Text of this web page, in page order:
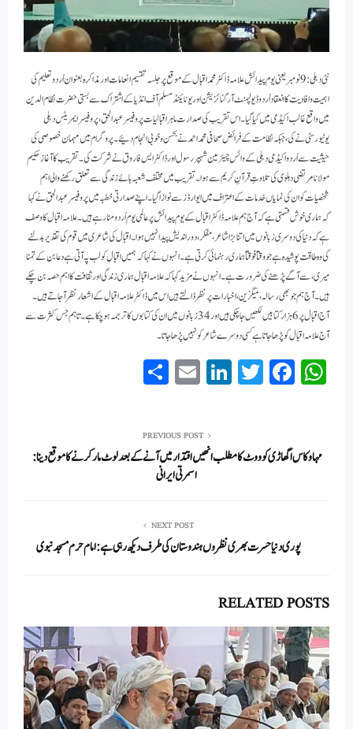
نئی دہلی: 9 نومبر یعنی یوم پیدائش علامہ ڈاکٹر محمد اقبال کے موقع پر جلسہ تقسیم انعامات اور مذاکرہ بعنوان اُردو تعلیم کی
اہمیت و افادیت کا انعقاد اُردو ڈیولپمنٹ آرگنائزیشن اور یونائیٹڈ مسلم آف انڈیا کے اشتراک سے بستی حضرت نظام الدین
میں واقع غالب اکیڈمی میں کیا گیا۔ اس تقریب کی صدارت ماہر اقبالیات پروفیسر عبد الحق، پروفیسر ایمریٹس دہلی
یونیورسٹی نے کی، جبکہ نظامت کے فرائض صحافی محمد احمد نے بحسن و خوبی انجام دئیے۔ پروگرام میں مہمان خصوصی کی
حیثیت سے اُردو اکیڈمی دہلی کے وائس چیئرمین شہپر رسول اور ڈاکٹر ایس فاروق نے شرکت کی۔تقریب کا آغاز حکیم
مولانا مرتضی دہلوی کی تلاوتِ قرآنِ کریم سے ہوا۔ تقریب میں مختلف شعبہ ہائے زندگی سے تعلق رکھنے والی اہم
شخصیات کو ان کی نمایاں خدمات کے اعتراف میں ایوارڈز سے نوازا گیا۔ اپنے صدارتی خطبہ میں پروفیسر عبدالحق نے کہا
کہ ہماری خوش قسمتی ہے کہ آج ہم علامہ ڈاکٹر اقبال کے یوم پیدائش پر عالمی یوم اُردو منا رہے ہیں۔ علامہ اقبال کا وصف
ہے کہ دنیا کی دوسری زبانوں میں اتنا بڑا شاعر، مفکر، دور اندیش پیدا نہیں ہوا۔ اقبال کی شاعری میں قوم کی تقدیر بدلنے
کی وہ طاقت پوشیدہ ہے جو وقتاً فوقتاً ہماری رہنمائی کرتی ہے۔ انہوں نے کہا کہ ہمیں اقبال کو لب پہ آتی ہے دعا بن کے تمنا
میری، سے آگے پڑھنے کی ضرورت ہے۔ انہوں نے مزید کہا کہ علامہ اقبال ہماری زندگی اور ثقافت کا اہم حصہ بن چکے
ہیں۔ آج ہم جو بھی رسالہ، میگزین، اخبارات پر نظر ڈالتے ہیں اس میں ڈاکٹر علامہ اقبال کے اشعار نظر آ جاتے ہیں۔
آج اقبال پر 6 ہزار کتابیں لکھیں جا چکی ہیں اور 34 زبانوں میں ان کی کتابوں کا ترجمہ ہو چکا ہے۔ تاہم جس کثرت سے
آج علامہ اقبال کو پڑھا جاتا ہے کسی دوسرے شاعر کو نہیں پڑھا جاتا۔
W
ha
A
pp
Fa
ce
ok
T
wi
r
Li
nk
In
E
m
PREVIOUS POST
مہاوکاس اگھاڑی کو ووٹ کا مطلب انھیں اقتدار میں آنے کے بعد لوٹ مار کرنے کا موقع دینا:
اسمرتی ایرانی
NEXT POST
پوری دنیا حسرت بھری نظروں ہندوستان کی طرف دیکھ رہی ہے: امام حرم مسجد نبوی
RELATED POSTS